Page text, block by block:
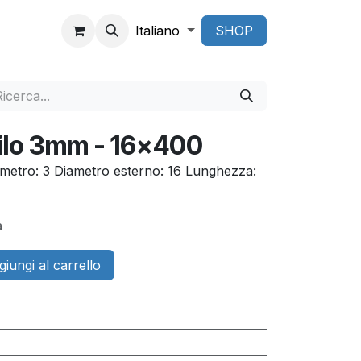
Italiano SHOP
3mm - 16x400
3 Diametro esterno: 16 Lunghezza:
al carrello